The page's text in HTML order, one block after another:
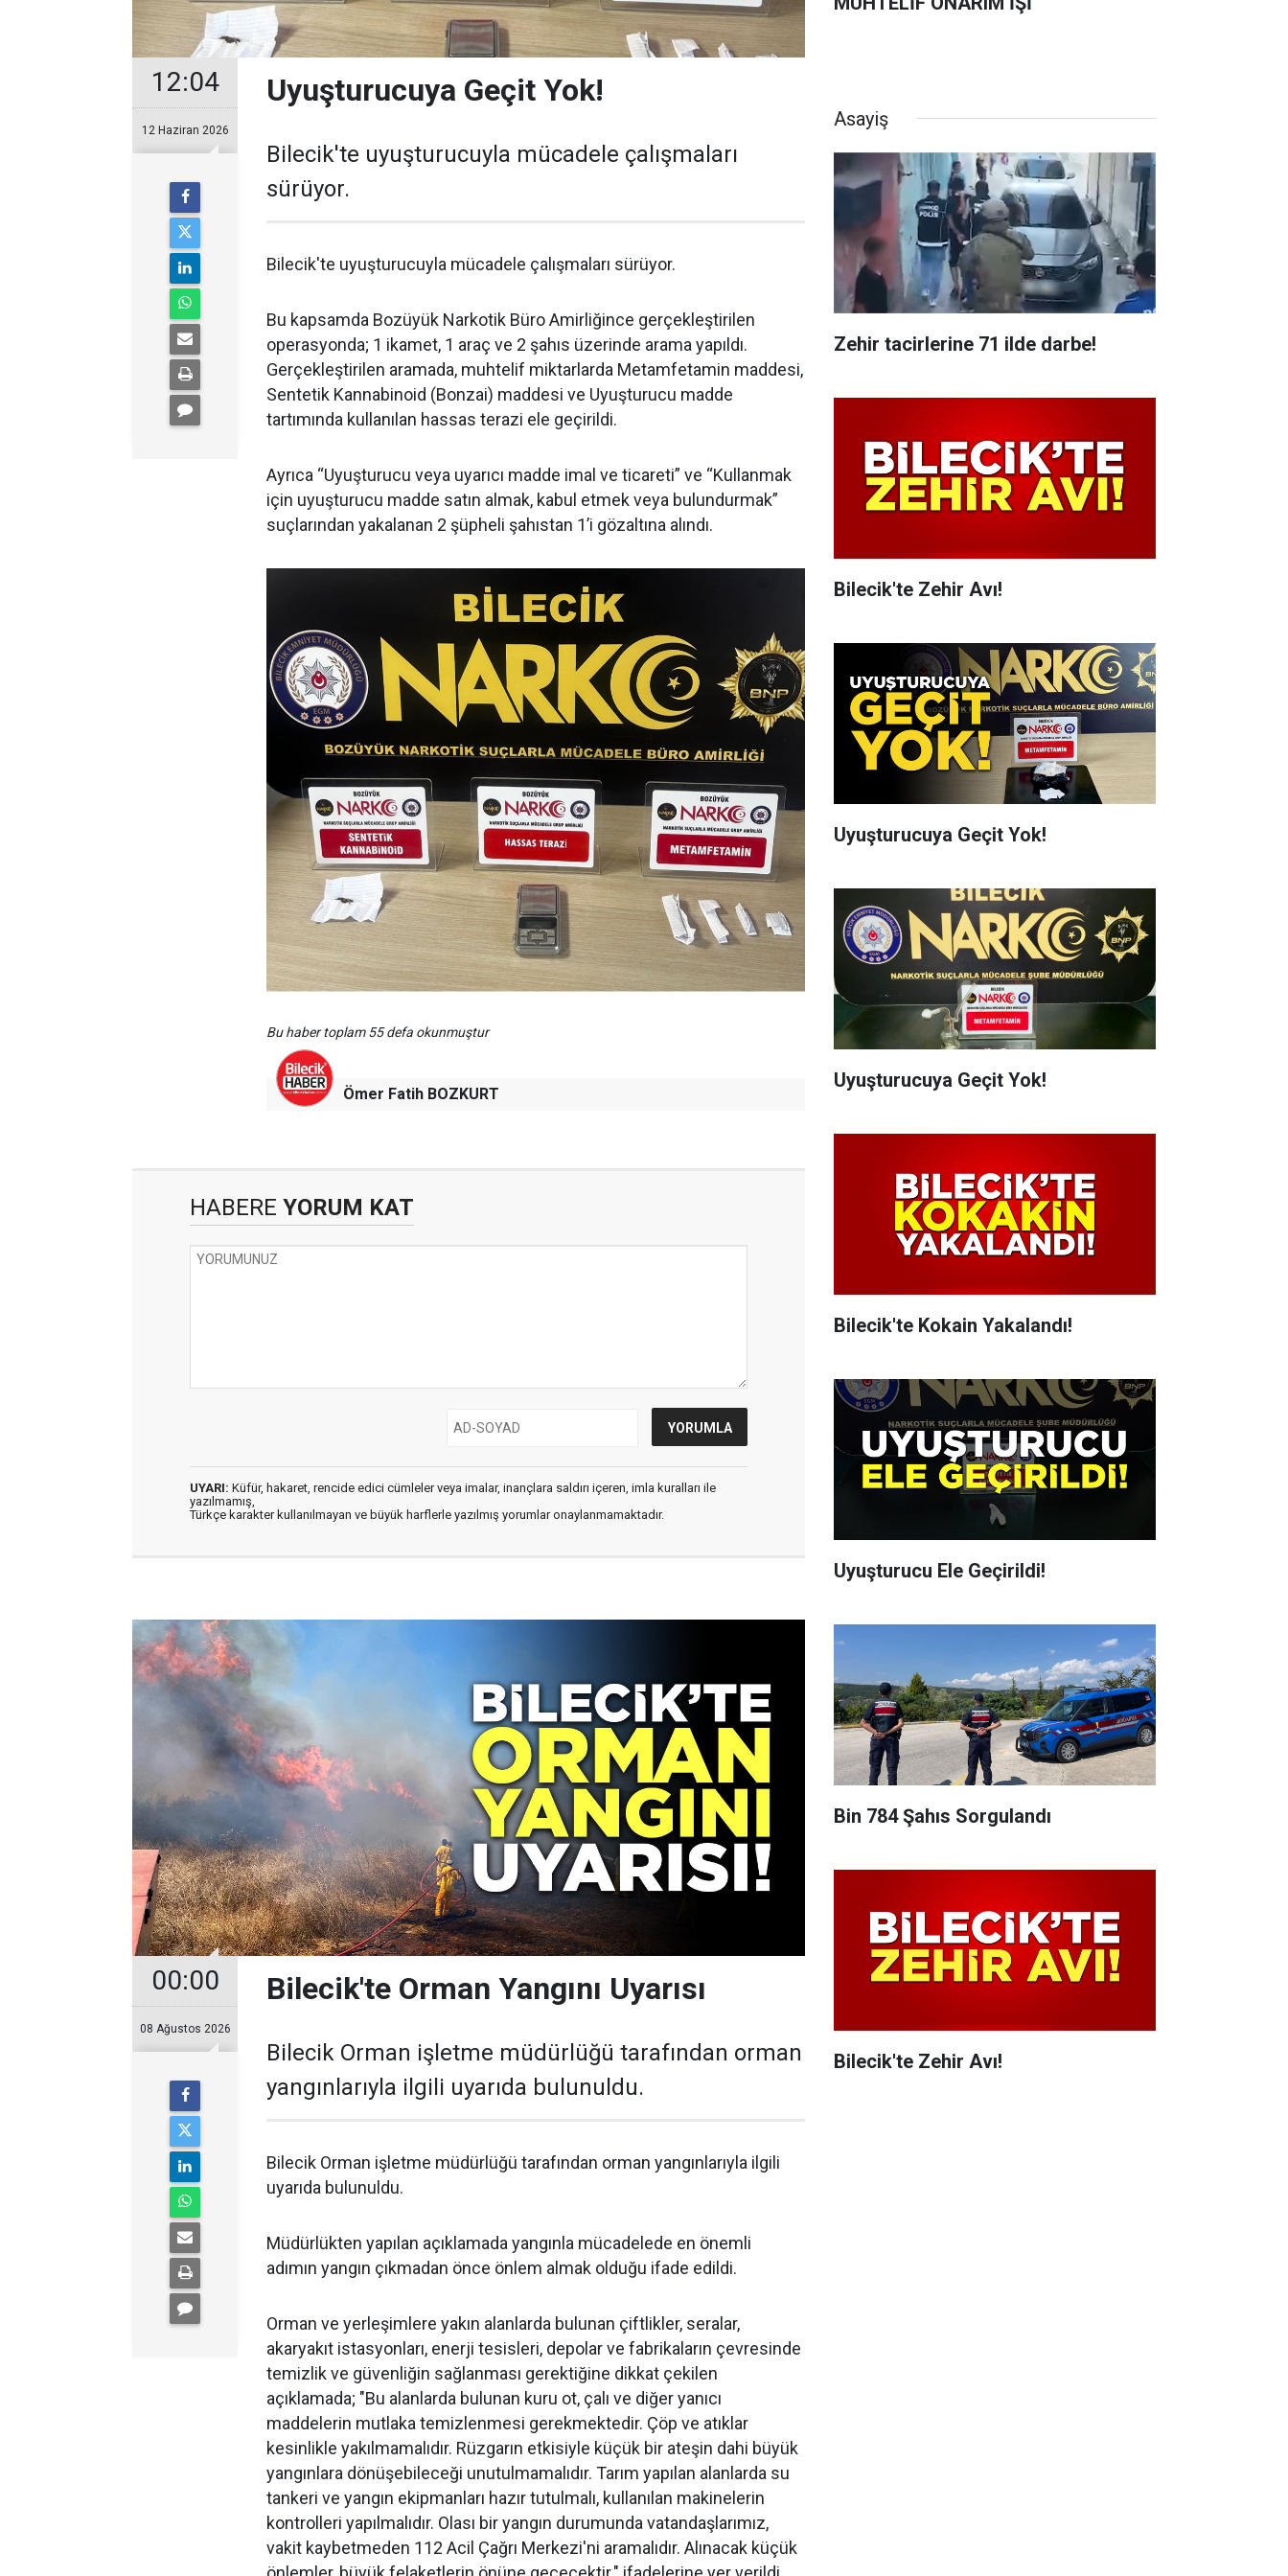
12:04
12 Haziran 2026
Uyuşturucuya Geçit Yok!
Bilecik'te uyuşturucuyla mücadele çalışmaları
sürüyor.
Bilecik'te uyuşturucuyla mücadele çalışmaları sürüyor.
Bu kapsamda Bozüyük Narkotik Büro Amirliğince gerçekleştirilen
operasyonda; 1 ikamet, 1 araç ve 2 şahıs üzerinde arama yapıldı.
Gerçekleştirilen aramada, muhtelif miktarlarda Metamfetamin maddesi,
Sentetik Kannabinoid (Bonzai) maddesi ve Uyuşturucu madde
tartımında kullanılan hassas terazi ele geçirildi.
Ayrıca “Uyuşturucu veya uyarıcı madde imal ve ticareti” ve “Kullanmak
için uyuşturucu madde satın almak, kabul etmek veya bulundurmak”
suçlarından yakalanan 2 şüpheli şahıstan 1’i gözaltına alındı.
Bu haber toplam 55 defa okunmuştur
Ömer Fatih BOZKURT
HABERE YORUM KAT
UYARI: Küfür, hakaret, rencide edici cümleler veya imalar, inançlara saldırı içeren, imla kuralları ile
yazılmamış,
Türkçe karakter kullanılmayan ve büyük harflerle yazılmış yorumlar onaylanmamaktadır.
00:00
08 Ağustos 2026
Bilecik'te Orman Yangını Uyarısı
Bilecik Orman işletme müdürlüğü tarafından orman
yangınlarıyla ilgili uyarıda bulunuldu.
Bilecik Orman işletme müdürlüğü tarafından orman yangınlarıyla ilgili
uyarıda bulunuldu.
Müdürlükten yapılan açıklamada yangınla mücadelede en önemli
adımın yangın çıkmadan önce önlem almak olduğu ifade edildi.
Orman ve yerleşimlere yakın alanlarda bulunan çiftlikler, seralar,
akaryakıt istasyonları, enerji tesisleri, depolar ve fabrikaların çevresinde
temizlik ve güvenliğin sağlanması gerektiğine dikkat çekilen
açıklamada; "Bu alanlarda bulunan kuru ot, çalı ve diğer yanıcı
maddelerin mutlaka temizlenmesi gerekmektedir. Çöp ve atıklar
kesinlikle yakılmamalıdır. Rüzgarın etkisiyle küçük bir ateşin dahi büyük
yangınlara dönüşebileceği unutulmamalıdır. Tarım yapılan alanlarda su
tankeri ve yangın ekipmanları hazır tutulmalı, kullanılan makinelerin
kontrolleri yapılmalıdır. Olası bir yangın durumunda vatandaşlarımız,
vakit kaybetmeden 112 Acil Çağrı Merkezi'ni aramalıdır. Alınacak küçük
Asayiş
Zehir tacirlerine 71 ilde darbe!
Bilecik'te Zehir Avı!
Uyuşturucuya Geçit Yok!
Uyuşturucuya Geçit Yok!
Bilecik'te Kokain Yakalandı!
Uyuşturucu Ele Geçirildi!
Bin 784 Şahıs Sorgulandı
Bilecik'te Zehir Avı!